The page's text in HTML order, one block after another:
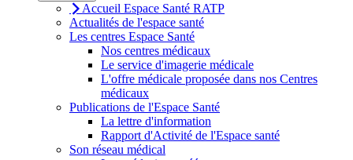
Accueil Espace Santé RATP
Actualités de l'espace santé
Les centres Espace Santé
Nos centres médicaux
Le service d'imagerie médicale
L'offre médicale proposée dans nos Centres
médicaux
Publications de l'Espace Santé
La lettre d'information
Rapport d'Activité de l'Espace santé
Son réseau médical